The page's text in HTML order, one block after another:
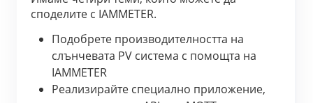
споделите с IAMMETER.
Подобрете производителността на
слънчевата PV система с помощта на
IAMMETER
Реализирайте специално приложение,